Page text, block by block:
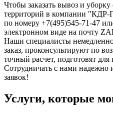
Чтобы заказать вывоз и
территорий в компании "КДР-
по номеру +7(495)545-71-47
электронном виде на почту
Наши специалисты
заказ, проконсультируют по
точный расчет, подготовят
Сотрудничать с нами
заявок!
Услуги, которые